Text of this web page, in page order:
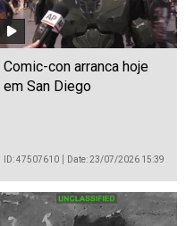
Comic-con arranca hoje
em San Diego
ID: 47507610 Date: 23/07/2026 15:39